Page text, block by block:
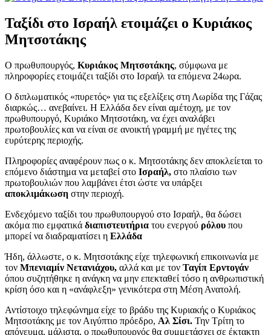
Ταξίδι στο Ισραήλ ετοιμάζει ο Κυριάκος
Μητσοτάκης
Ο πρωθυπουργός, Κυριάκος Μητσοτάκης, σύμφωνα με
πληροφορίες ετοιμάζει ταξίδι στο Ισραήλ τα επόμενα 24ωρα.
Ο διπλωματικός «πυρετός» για τις εξελίξεις στη Λωρίδα της Γάζας
διαρκώς… ανεβαίνει. Η Ελλάδα δεν είναι αμέτοχη, με τον
πρωθυπουργό, Κυριάκο Μητσοτάκη, να έχει αναλάβει
πρωτοβουλίες και να είναι σε ανοικτή γραμμή με ηγέτες της
ευρύτερης περιοχής.
Πληροφορίες αναφέρουν πως ο κ. Μητσοτάκης δεν αποκλείεται το
επόμενο διάστημα να μεταβεί στο Ισραήλ, στο πλαίσιο των
πρωτοβουλιών που λαμβάνει έτσι ώστε να υπάρξει
αποκλιμάκωση στην περιοχή.
Ενδεχόμενο ταξίδι του πρωθυπουργού στο Ισραήλ, θα δώσει
ακόμα πιο εμφατικά διαπιστευτήρια του ενεργού ρόλου που
μπορεί να διαδραματίσει η Ελλάδα
Ήδη, άλλωστε, ο κ. Μητσοτάκης είχε τηλεφωνική επικοινωνία με
τον Μπενιαμίν Νετανιάχου, αλλά και με τον Ταγίπ Ερντογάν
όπου συζητήθηκε η ανάγκη να μην επεκταθεί τόσο η ανθρωπιστική
κρίση όσο και η «ανάφλεξη» γενικότερα στη Μέση Ανατολή.
Αντίστοιχο τηλεφώνημα είχε το βράδυ της Κυριακής ο Κυριάκος
Μητσοτάκης με τον Αιγύπτιο πρόεδρο, Αλ Σίσι. Την Τρίτη το
απόγευμα, μάλιστα, ο πρωθυπουργός θα συμμετάσχει σε έκτακτη